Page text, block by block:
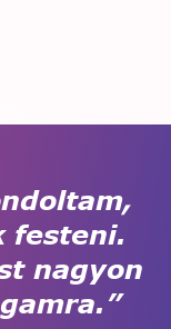
festeni.
nagyon